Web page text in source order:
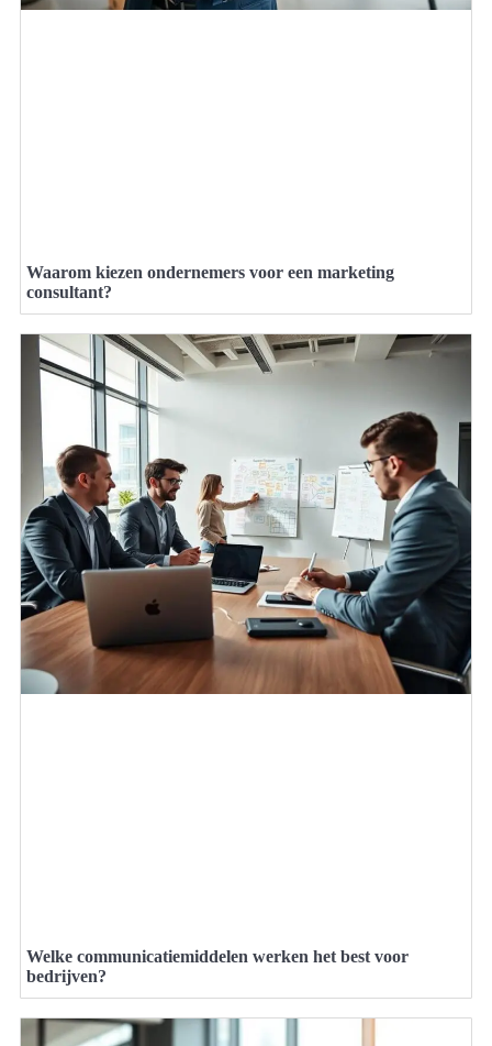
Waarom kiezen ondernemers voor een marketing
consultant?
Welke communicatiemiddelen werken het best voor
bedrijven?